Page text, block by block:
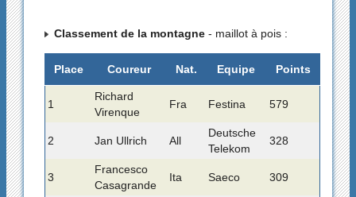
Classement de la montagne- maillot à pois :
Place Coureur Nat. Equipe Points
1
Richard
Virenque
Fra Festina 579
2 Jan Ullrich All
Deutsche
Telekom
328
3
Francesco
Casagrande
Ita Saeco 309